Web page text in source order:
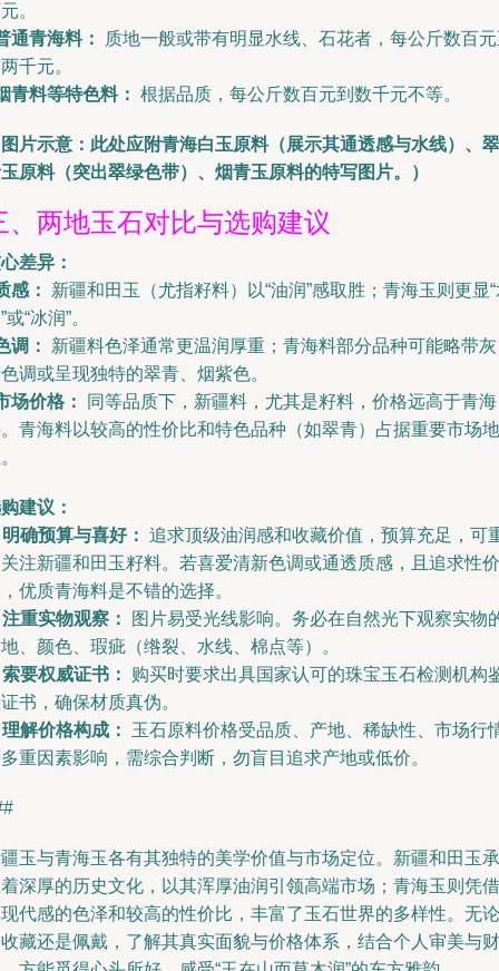
。
通青海料：
质地一般或带有明显水线、石花者，每公斤数百
千元。
青料等特色料： 根据品质，每公斤数百元到数千元不等。
片示意：此处应附青海白玉原料（展示其通透感与水线）、翠
原料（突出翠绿色带）、烟青玉原料的特写图片。）
、两地玉石对比与选购建议
差异：
感：
新疆和田玉（尤指籽料）以“油润”感取胜；青海玉则更显
或“冰润”。
调：
新疆料色泽通常更温润厚重；青海料部分品种可能略带
调或呈现独特的翠青、烟紫色。
场价格：
同等品质下，新疆料，尤其是籽料，价格远高于青海
青海料以较高的性价比和特色品种（如翠青）占据重要市场地
建议：
明确预算与喜好： 追求顶级油润感和收藏价值，预算充足，可
注新疆和田玉籽料。若喜爱清新色调或通透质感，且追求性价
优质青海料是不错的选择。
注重实物观察：
图片易受光线影响。务必在自然光下观察实物
、颜色、瑕疵（绺裂、水线、棉点等）。
索要权威证书：
购买时要求出具国家认可的珠宝玉石检测机构
书，确保材质真伪。
理解价格构成：
玉石原料价格受品质、产地、稀缺性、市场行
重因素影响，需综合判断，勿盲目追求产地或低价。
玉与青海玉各有其独特的美学价值与市场定位。新疆和田玉承
深厚的历史文化，以其浑厚油润引领高端市场；青海玉则凭借
代感的色泽和较高的性价比，丰富了玉石世界的多样性。无论
藏还是佩戴，了解其真实面貌与价格体系，结合个人审美与财